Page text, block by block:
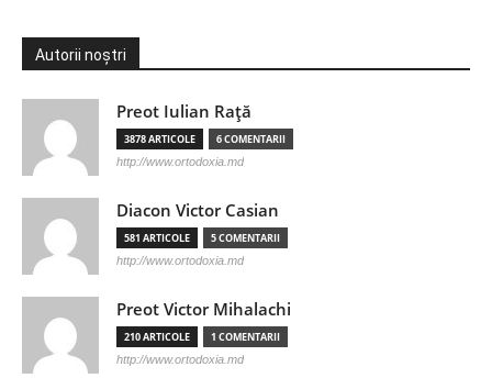
Autorii noștri
Preot Iulian Raţă
3878 ARTICOLE 6 COMENTARII
http://www.ortodoxia.md
Diacon Victor Casian
581 ARTICOLE 5 COMENTARII
http://www.ortodoxia.md
Preot Victor Mihalachi
210 ARTICOLE 1 COMENTARII
http://www.ortodoxia.md